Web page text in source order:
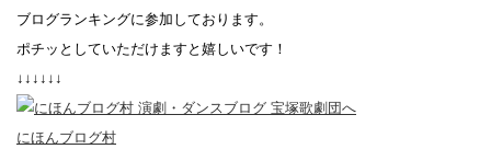
ブログランキングに参加しております。
ポチッとしていただけますと嬉しいです！
↓↓↓↓↓↓
にほんブログ村